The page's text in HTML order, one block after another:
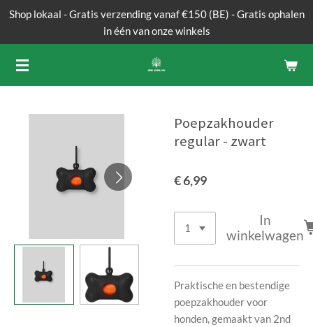
Ga
naar
de
Shop lokaal - Gratis verzending vanaf €150 (BE) - Gratis ophalen
in één van onze winkels
Poepzakhouder
regular - zwart
€ 6,99
In
winkelwagen
Praktische en bestendige
poepzakhouder voor
honden, gemaakt van 2nd